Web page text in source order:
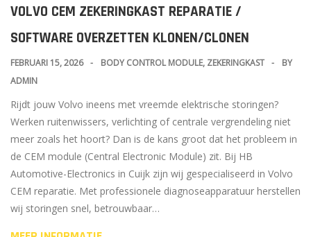
VOLVO CEM ZEKERINGKAST REPARATIE /
SOFTWARE OVERZETTEN KLONEN/CLONEN
FEBRUARI 15, 2026 BODY CONTROL MODULE, ZEKERINGKAST
BY
ADMIN
Rijdt jouw Volvo ineens met vreemde elektrische storingen?
Werken ruitenwissers, verlichting of centrale vergrendeling niet
meer zoals het hoort? Dan is de kans groot dat het probleem in
de CEM module (Central Electronic Module) zit. Bij HB
Automotive-Electronics in Cuijk zijn wij gespecialiseerd in Volvo
CEM reparatie. Met professionele diagnoseapparatuur herstellen
wij storingen snel, betrouwbaar…